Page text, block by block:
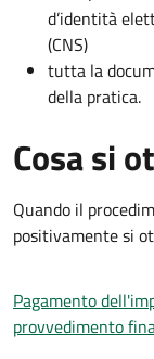
d’identità
(CNS)
tutta la
della pratica.
Cosa si
Quando il
positivamente si
Pagamento
provvedimento